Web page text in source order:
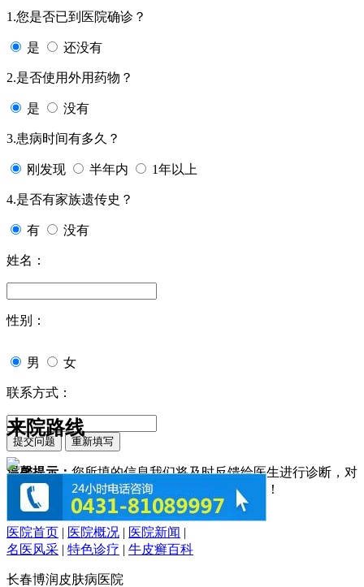
1.您是否已到医院确诊？
是 还没有
2.是否使用外用药物？
是 没有
3.患病时间有多久？
刚发现 半年内 1年以上
4.是否有家族遗传史？
有 没有
姓名：
性别：
男 女
联系方式：
温馨提示：您所填的信息我们将及时反馈给医生进行诊断，对
于您的个人信息我们承诺绝对保密！请您放心！
来院路线
医院首页 | 医院概况 | 医院新闻 |
名医风采 | 特色诊疗 | 牛皮癣百科
长春博润皮肤病医院